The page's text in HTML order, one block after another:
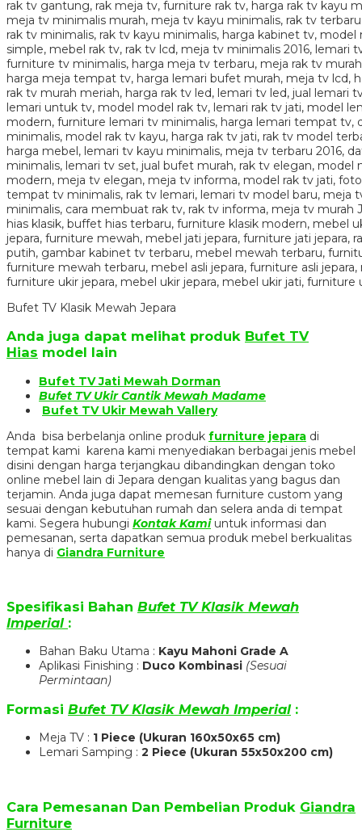
Bufet TV Klasik Mewah Jepara
Anda juga dapat melihat produk Bufet TV
Hias model lain
Bufet TV Jati Mewah Dorman
Bufet TV Ukir Cantik Mewah Madame
Bufet TV Ukir Mewah Vallery
Anda bisa berbelanja online produk furniture jepara di
tempat kami karena kami menyediakan berbagai jenis mebel
disini dengan harga terjangkau dibandingkan dengan toko
online mebel lain di Jepara dengan kualitas yang bagus dan
terjamin. Anda juga dapat memesan furniture custom yang
sesuai dengan kebutuhan rumah dan selera anda di tempat
kami. Segera hubungi Kontak Kamiuntuk informasi dan
pemesanan, serta dapatkan semua produk mebel berkualitas
hanya di Giandra Furniture
Spesifikasi Bahan Bufet TV Klasik Mewah
Imperial :
Bahan Baku Utama : Kayu Mahoni Grade A
Aplikasi Finishing : Duco Kombinasi (Sesuai
Permintaan)
Formasi Bufet TV Klasik Mewah Imperial :
Meja TV : 1 Piece (Ukuran 160x50x65 cm)
Lemari Samping : 2 Piece (Ukuran 55x50x200 cm)
Cara Pemesanan Dan Pembelian Produk Giandra
Furniture